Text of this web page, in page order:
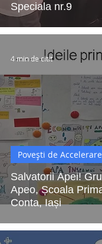
Speciala nr.9
Salvatorii Apei!
Apeo, Școala
Conta, Iași
Povești de
4 min de citit